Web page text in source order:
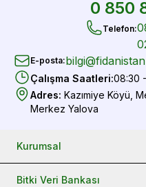
0 850
Telefon:
E-posta:
Çalışma Saatleri:08:30
Adres: Kazımiye Köyü,
Merkez Yalova
Kurumsal
Bitki Veri Bankası